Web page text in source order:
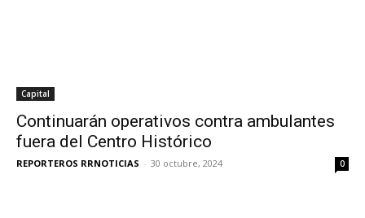
Capital
Continuarán operativos contra ambulantes
fuera del Centro Histórico
REPORTEROS RRNOTICIAS - 30 octubre, 2024 0